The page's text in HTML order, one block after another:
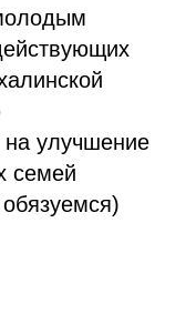
на улучшение
семей